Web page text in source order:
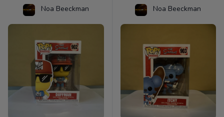
Noa Beeckman Noa Beeckman